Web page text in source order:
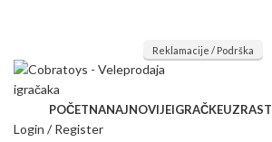
Reklamacije / Podrška
POČETNANAJNOVIJEIGRAČKEUZRAST
Login / Register